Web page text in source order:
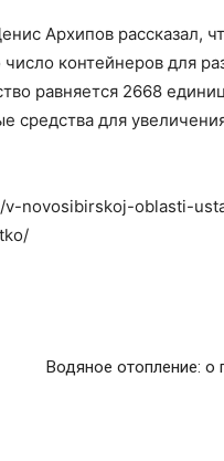
Архипов рассказал,
контейнеров для
равняется 2668
средства для
novosibirskoj-oblasti-
Водяное отопление: о